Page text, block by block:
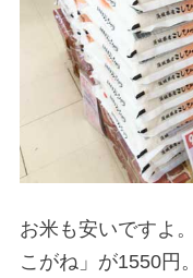
お米も安いですよ
こがね」が1550円